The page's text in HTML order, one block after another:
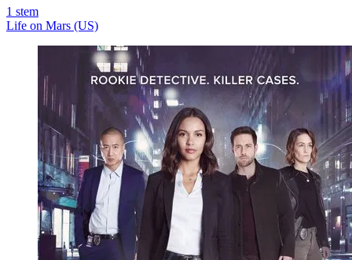
1 stem
Life on Mars (US)